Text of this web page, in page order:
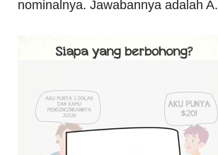
nominalnya. Jawabannya adalah A.